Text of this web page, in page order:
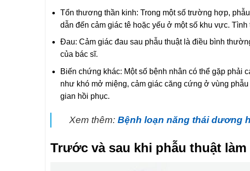
Tổn thương thần kinh: Trong một số trường hợp,
dẫn đến cảm giác tê hoặc yếu ở một số khu vực.
Đau: Cảm giác đau sau phẫu thuật là điều bình
của bác sĩ.
Biến chứng khác: Một số bệnh nhân có thể gặp phải
như khó mở miệng, cảm giác căng cứng ở vùng
gian hồi phục.
Xem thêm: Bệnh loạn năng thái dương
Trước và sau khi phẫu thuật làm